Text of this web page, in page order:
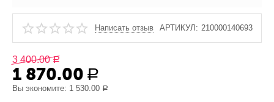
Написать отзыв АРТИКУЛ: 210000140693
3 400.00 Р
1 870.00 Р
Вы экономите: 1 530.00 Р